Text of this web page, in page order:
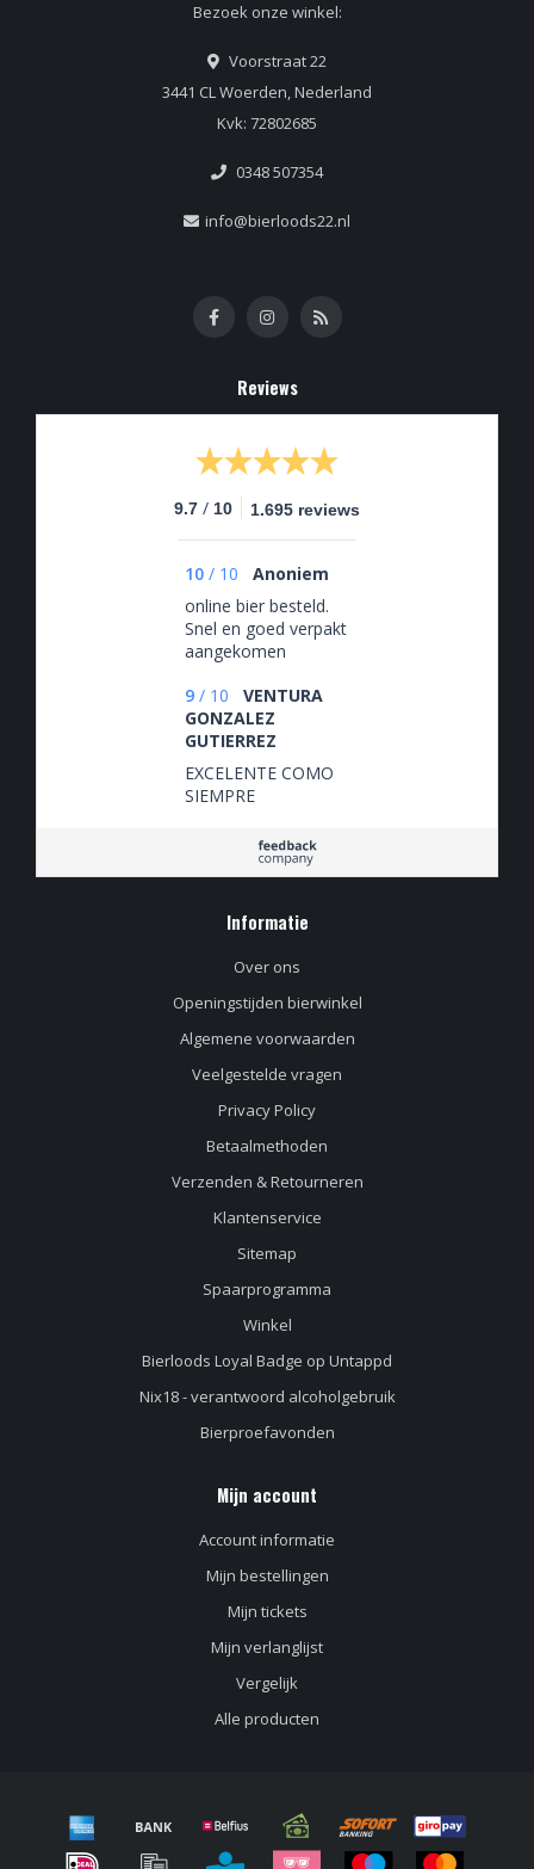
Bezoek onze winkel:
Voorstraat 22
3441 CL Woerden, Nederland
Kvk: 72802685
0348 507354
info@bierloods22.nl
Reviews
9.7 / 10 1.695 reviews
10 / 10
Anoniem
online bier besteld.
Snel en goed verpakt
aangekomen
9 / 10
VENTURA
GONZALEZ
GUTIERREZ
EXCELENTE COMO
SIEMPRE
Informatie
Over ons
Openingstijden bierwinkel
Algemene voorwaarden
Veelgestelde vragen
Privacy Policy
Betaalmethoden
Verzenden & Retourneren
Klantenservice
Sitemap
Spaarprogramma
Winkel
Bierloods Loyal Badge op Untappd
Nix18 - verantwoord alcoholgebruik
Bierproefavonden
Mijn account
Account informatie
Mijn bestellingen
Mijn tickets
Mijn verlanglijst
Vergelijk
Alle producten